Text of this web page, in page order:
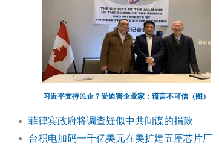
习近平支持民企？受迫害企业家：谎言不可信（图）
菲律宾政府将调查疑似中共间谍的捐款
台积电加码一千亿美元在美扩建五座芯片厂